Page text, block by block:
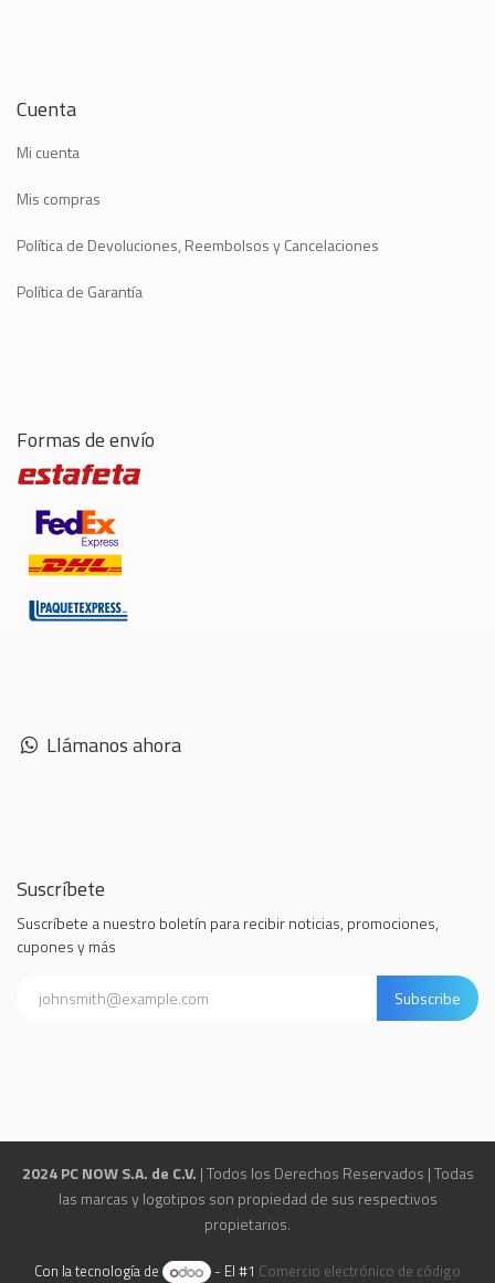
Cuenta
Mi cuenta
Mis compras
Política de Devoluciones, Reembolsos y Cancelaciones
Política de Garantía
Formas de envío
Llámanos ahora
Suscríbete
Suscríbete a nuestro boletín para recibir noticias, promociones,
cupones y más
Subscribe
2024 PC NOW S.A. de C.V. | Todos los Derechos Reservados | Todas
las marcas y logotipos son propiedad de sus respectivos
propietarios.
Con la tecnología de - El #1 Comercio electrónico de código